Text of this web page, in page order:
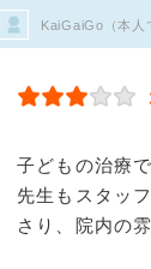
KaiGaiGo（本人
子どもの治療
先生もスタッ
さり、院内の